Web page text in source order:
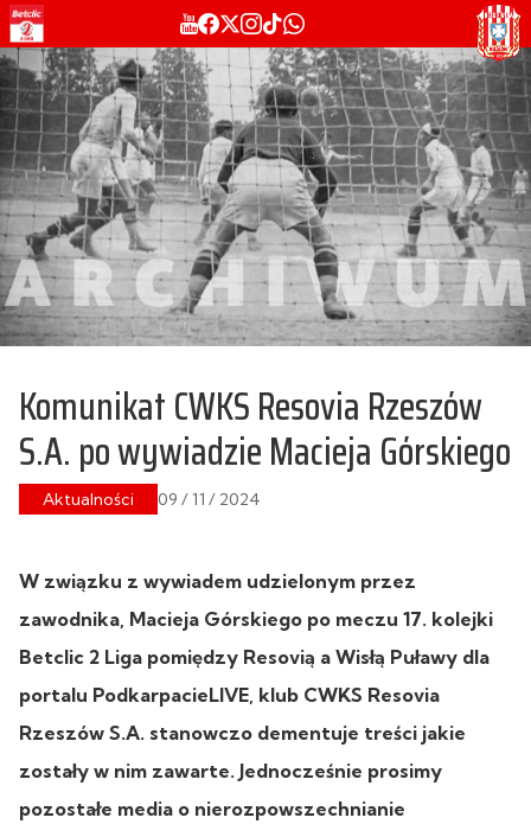
Komunikat CWKS Resovia Rzeszów
S.A. po wywiadzie Macieja Górskiego
Aktualności 09 / 11 / 2024
W związku z wywiadem udzielonym przez
zawodnika, Macieja Górskiego po meczu 17. kolejki
Betclic 2 Liga pomiędzy Resovią a Wisłą Puławy dla
portalu PodkarpacieLIVE, klub CWKS Resovia
Rzeszów S.A. stanowczo dementuje treści jakie
zostały w nim zawarte. Jednocześnie prosimy
pozostałe media o nierozpowszechnianie